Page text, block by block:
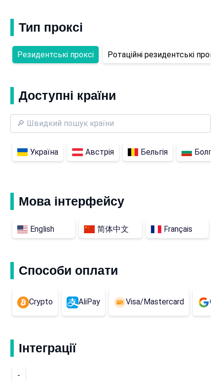
Тип проксі
Резидентські проксі Ротаційні резидентські проксі
Доступні країни
Україна Австрія Бельгія
Мова інтерфейсу
English 简体中文 Français
Способи оплати
Crypto AliPay Visa/Mastercard
Інтеграції
-